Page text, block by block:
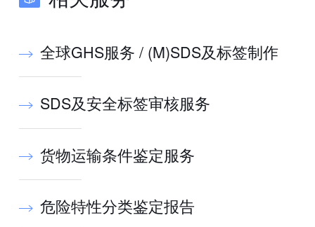
全球GHS服务 / (M)SDS及标签制作
SDS及安全标签审核服务
货物运输条件鉴定服务
危险特性分类鉴定报告